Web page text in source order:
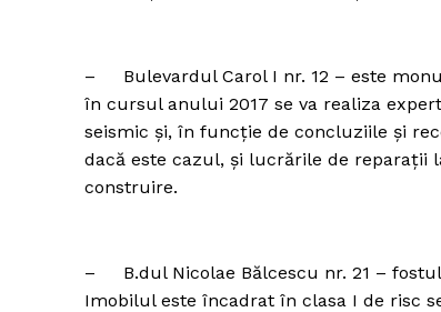
– Bulevardul Carol I nr. 12 – este
în cursul anului 2017 se va realiza
seismic și, în funcție de concluziile și
dacă este cazul, și lucrările de reparații
construire.
– B.dul Nicolae Bălcescu nr. 21 –
Imobilul este încadrat în clasa I de risc